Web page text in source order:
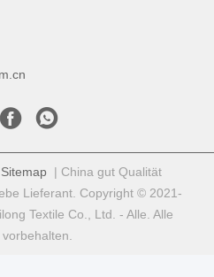
Sitemap| China gut Qualität
Lieferant. Copyright © 2021-
Textile Co., Ltd. - Alle. Alle
vorbehalten.